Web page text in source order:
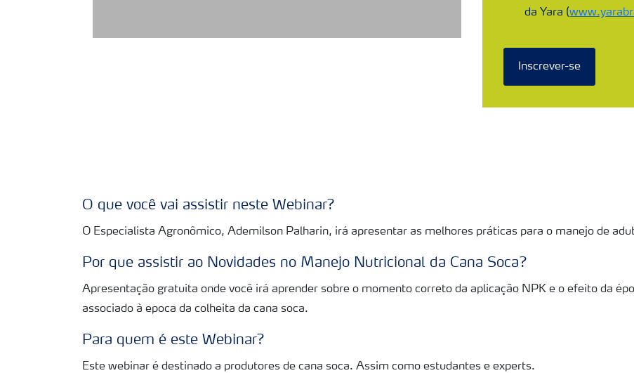
da Yara (
Inscrever-se
O que você vai assistir neste Webinar?
O Especialista Agronômico, Ademilson Palharin, irá apresentar as melhores práticas para o manejo de
Por que assistir ao Novidades no Manejo Nutricional da Cana Soca?
Apresentação gratuita onde você irá aprender sobre o momento correto da aplicação NPK e o efeito da
associado à epoca da colheita da cana soca.
Para quem é este Webinar?
Este webinar é destinado a produtores de cana soca. Assim como estudantes e experts.